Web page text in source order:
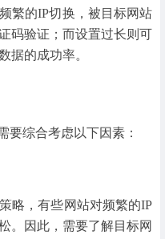
繁的IP切换，被目标网站
码验证；而设置过长则可
据的成功率。
要综合考虑以下因素：
略，有些网站对频繁的IP
。因此，需要了解目标网